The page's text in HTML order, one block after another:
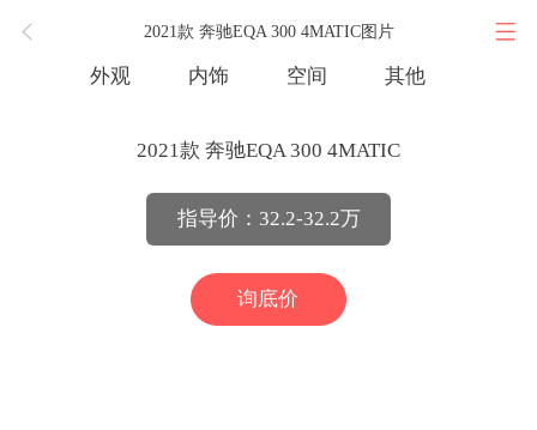
2021款 奔驰EQA 300 4MATIC图片
外观 内饰 空间 其他
2021款 奔驰EQA 300 4MATIC
指导价：32.2-32.2万
询底价